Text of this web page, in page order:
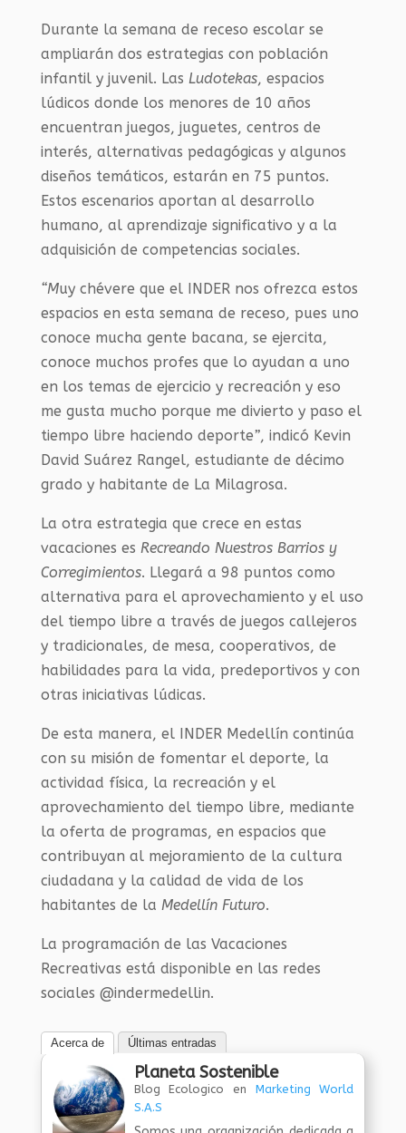
Durante la semana de receso escolar se
ampliarán dos estrategias con población
infantil y juvenil. Las Ludotekas, espacios
lúdicos donde los menores de 10 años
encuentran juegos, juguetes, centros de
interés, alternativas pedagógicas y algunos
diseños temáticos, estarán en 75 puntos.
Estos escenarios aportan al desarrollo
humano, al aprendizaje significativo y a la
adquisición de competencias sociales.
“Muy chévere que el INDER nos ofrezca estos
espacios en esta semana de receso, pues uno
conoce mucha gente bacana, se ejercita,
conoce muchos profes que lo ayudan a uno
en los temas de ejercicio y recreación y eso
me gusta mucho porque me divierto y paso el
tiempo libre haciendo deporte”, indicó Kevin
David Suárez Rangel, estudiante de décimo
grado y habitante de La Milagrosa.
La otra estrategia que crece en estas
vacaciones es Recreando Nuestros Barrios y
Corregimientos. Llegará a 98 puntos como
alternativa para el aprovechamiento y el uso
del tiempo libre a través de juegos callejeros
y tradicionales, de mesa, cooperativos, de
habilidades para la vida, predeportivos y con
otras iniciativas lúdicas.
De esta manera, el INDER Medellín continúa
con su misión de fomentar el deporte, la
actividad física, la recreación y el
aprovechamiento del tiempo libre, mediante
la oferta de programas, en espacios que
contribuyan al mejoramiento de la cultura
ciudadana y la calidad de vida de los
habitantes de la Medellín Futuro.
La programación de las Vacaciones
Recreativas está disponible en las redes
sociales @indermedellin.
Acerca de Últimas entradas
Planeta Sostenible
Blog Ecologico en Marketing World
S.A.S